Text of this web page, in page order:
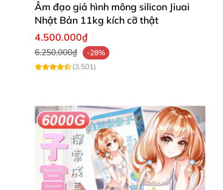
Âm đạo giả hình mông silicon Jiuai
Nhật Bản 11kg kích cỡ thật
4.500.000₫
6.250.000₫
-28%
(3,501)